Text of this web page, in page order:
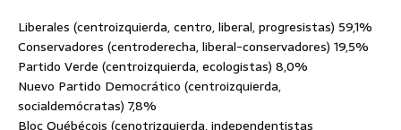
Liberales (centroizquierda, centro, liberal, progresistas) 59,1%
Conservadores (centroderecha, liberal-conservadores) 19,5%
Partido Verde (centroizquierda, ecologistas) 8,0%
Nuevo Partido Democrático (centroizquierda,
socialdemócratas) 7,8%
Bloc Québécois (cenotrizquierda, independentistas